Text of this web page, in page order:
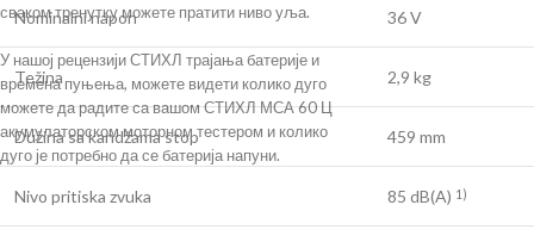
сваком тренутку можете пратити ниво уља.
У нашој рецензији СТИХЛ трајања батерије и
времена пуњења, можете видети колико дуго
можете да радите са вашом СТИХЛ МСА 60 Ц
акумулаторском моторном тестером и колико
дуго је потребно да се батерија напуни.
Nominalni napon 36 V
Težina 2,9 kg
Dužina sa kandžama stop 459 mm
Nivo pritiska zvuka 85 dB(A) 1)